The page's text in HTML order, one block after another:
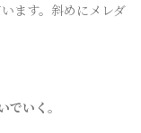
ます。斜めにメレダ
いく。